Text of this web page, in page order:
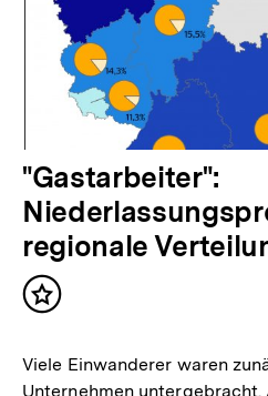
"Gastarbeiter":
regionale
Inhalt
Viele Einwanderer waren
Unternehmen untergebracht.